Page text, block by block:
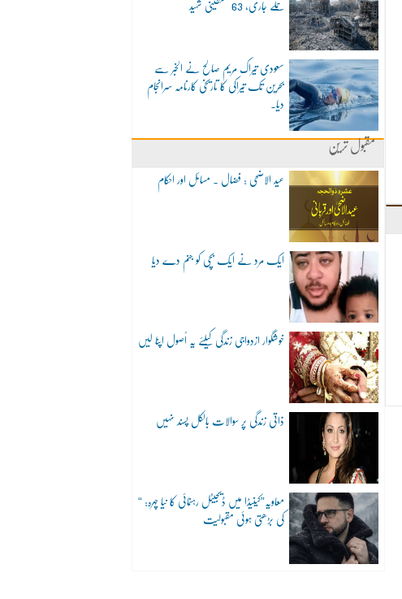
حملے جاری، 63 فلسطینی شہید
سعودی تیراک مریم صالح نے الخبر سے
بحرین تک تیراکی کا تاریخی کارنامہ سرانجام
دیا۔
مقبول ترین
عید الاضحی : فضال ۔ مسائل اور احکام
ایک مرد نے ایک بچی کو جنم دے دیا
خوشگوار ازدواجی زندگی کیلئے یہ اُصول اپنا لیں
ذاتی زندگی پر سوالات بالکل پسند نہیں
“معاویہ”کینیڈا میں ڈیجیٹل رہنمائی کا نیا چہرہ:
کی بڑھتی ہوئی مقبولیت